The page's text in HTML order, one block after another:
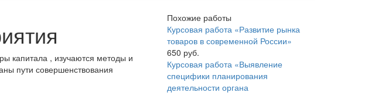
капитала , изучаются методы и
пути совершенствования
Похожие работы
Курсовая работа «Развитие рынка
товаров в современной России»
650 руб.
Курсовая работа «Выявление
специфики планирования
деятельности органа